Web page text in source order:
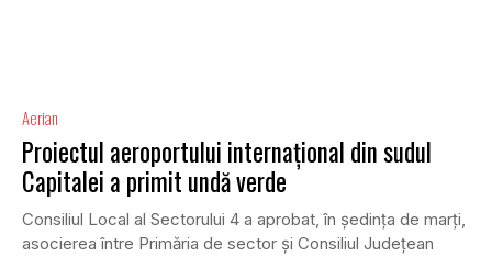
Aerian
Proiectul aeroportului internaţional din sudul
Capitalei a primit undă verde
Consiliul Local al Sectorului 4 a aprobat, în şedinţa de marţi,
asocierea între Primăria de sector şi Consiliul Judeţean